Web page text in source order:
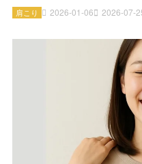
2026-01-06 2026-07-
肩こり